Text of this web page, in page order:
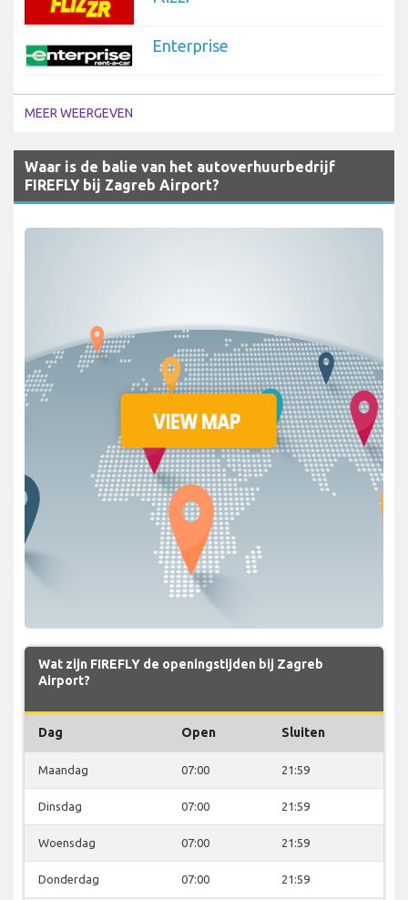
Enterprise
MEER WEERGEVEN
Waar is de balie van het autoverhuurbedrijf
FIREFLY bij Zagreb Airport?
Wat zijn FIREFLY de openingstijden bij Zagreb
Airport?
Dag Open Sluiten
Maandag 07:00 21:59
Dinsdag 07:00 21:59
Woensdag 07:00 21:59
Donderdag 07:00 21:59